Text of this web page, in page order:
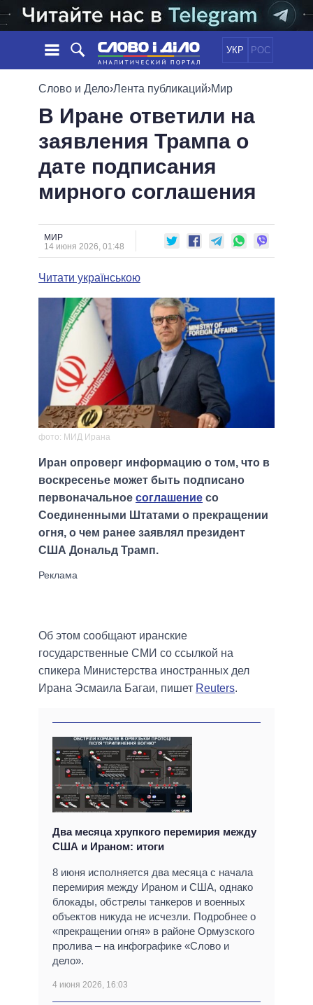
УКР РОС
НОВОСТИ
ЛЕНТА
СОБЫТИЯ
СТАТЬИ
ОБЗОРЫ
ДАЙДЖЕСТЫ
ПОЛИТИКА
ЭКОНОМИКА
ОБЩЕСТВО
ОБЕЩАНИЯ
ПОЛИТИКИ
ВСЕ ПОЛИТИКИ
ПРЕЗИДЕНТ И ОФИС
ВЕРХОВНАЯ РАДА
КАБИНЕТ МИНИСТРОВ
МЭРЫ
ВСЕ ПЕРСОНЫ
ИНФОГРАФИКА
ПОДДЕРЖАТЬ
СРАВНЕНИЕ ПОЛИТИКОВ
Слово и Дело›Лента публикаций›Мир
В Иране ответили на
заявления Трампа о
дате подписания
мирного соглашения
МИР
14 июня 2026, 01:48
Читати українською
фото: МИД Ирана
Иран опроверг информацию о том, что в
воскресенье может быть подписано
первоначальное соглашение со
Соединенными Штатами о прекращении
огня, о чем ранее заявлял президент
США Дональд Трамп.
Об этом сообщают иранские
государственные СМИ со ссылкой на
спикера Министерства иностранных дел
Ирана Эсмаила Багаи, пишет Reuters.
Два месяца хрупкого перемирия между
США и Ираном: итоги
8 июня исполняется два месяца с начала
перемирия между Ираном и США, однако
блокады, обстрелы танкеров и военных
объектов никуда не исчезли. Подробнее о
«прекращении огня» в районе Ормузского
пролива – на инфографике «Слово и
дело».
4 июня 2026, 16:03